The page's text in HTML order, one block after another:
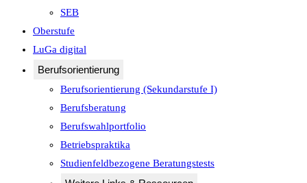
SEB
Oberstufe
LuGa digital
Berufsorientierung
Berufsorientierung (Sekundarstufe I)
Berufsberatung
Berufswahlportfolio
Betriebspraktika
Studienfeldbezogene Beratungstests